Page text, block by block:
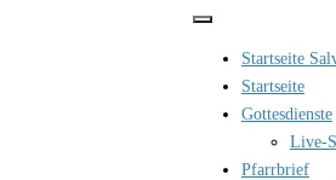
Startseite
Startseite
Gottesdienste
Live-
Pfarrbrief